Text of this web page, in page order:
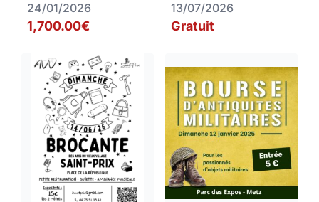
24/01/2026
1,700.00€
13/07/2026
Gratuit